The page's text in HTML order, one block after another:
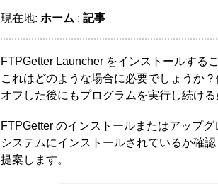
現在地: ホーム : 記事
FTPGetter Launcher をインストールする
これはどのような場合に必要でしょうか
オフした後にもプログラムを実行し続け
FTPGetter のインストールまたはアップ
システムにインストールされているか確
提案します。